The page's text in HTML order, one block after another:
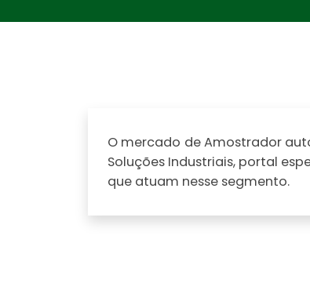
O mercado de Amostrador
Soluções Industriais, portal
que atuam nesse segmento.